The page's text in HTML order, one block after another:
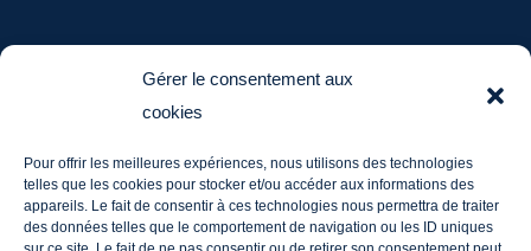
Gérer le consentement aux
cookies
Pour offrir les meilleures expériences, nous utilisons des technologies
telles que les cookies pour stocker et/ou accéder aux informations des
appareils. Le fait de consentir à ces technologies nous permettra de traiter
des données telles que le comportement de navigation ou les ID uniques
AUPRÈS DU JEU
Tél. : 06 20 60 03 36
Mentions légales